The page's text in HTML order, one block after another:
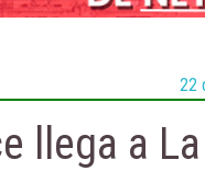
22
llega a